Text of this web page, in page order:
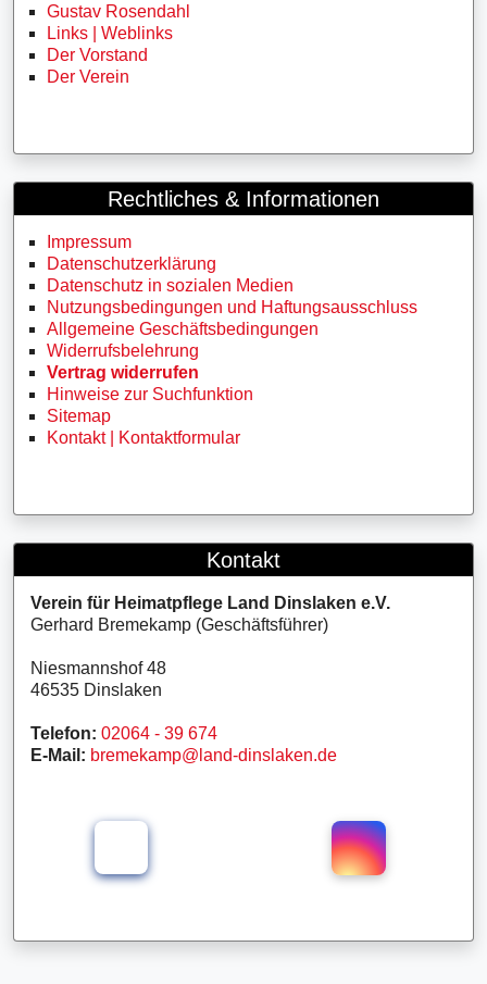
Gustav Rosendahl
Links | Weblinks
Der Vorstand
Der Verein
Rechtliches & Informationen
Impressum
Datenschutzerklärung
Datenschutz in sozialen Medien
Nutzungsbedingungen und Haftungsausschluss
Allgemeine Geschäftsbedingungen
Widerrufsbelehrung
Vertrag widerrufen
Hinweise zur Suchfunktion
Sitemap
Kontakt | Kontaktformular
Kontakt
Verein für Heimatpflege Land Dinslaken e.V.
Gerhard Bremekamp (Geschäftsführer)
Niesmannshof 48
46535 Dinslaken
Telefon: 02064 - 39 674
E-Mail: bremekamp@land-dinslaken.de